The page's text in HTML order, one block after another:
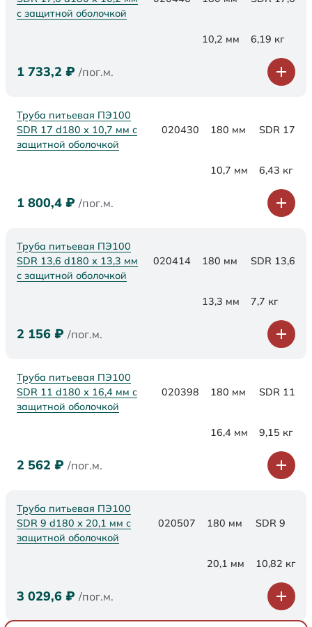
с защитной оболочкой
10,2 мм 6,19 кг
1 733,2 ₽ /пог.м.
Труба питьевая ПЭ100
SDR 17 d180 х 10,7 мм с
защитной оболочкой
020430 180 мм SDR 17
10,7 мм 6,43 кг
1 800,4 ₽ /пог.м.
Труба питьевая ПЭ100
SDR 13,6 d180 х 13,3 мм
с защитной оболочкой
020414 180 мм SDR 13,6
13,3 мм 7,7 кг
2 156 ₽ /пог.м.
Труба питьевая ПЭ100
SDR 11 d180 х 16,4 мм с
защитной оболочкой
020398 180 мм SDR 11
16,4 мм 9,15 кг
2 562 ₽ /пог.м.
Труба питьевая ПЭ100
SDR 9 d180 х 20,1 мм с
защитной оболочкой
020507 180 мм SDR 9
20,1 мм 10,82 кг
3 029,6 ₽ /пог.м.